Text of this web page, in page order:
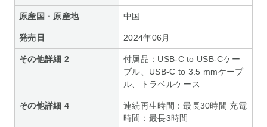
原産国・原産地 中国
発売日 2024年06月
その他詳細 2
付属品：USB-C to USB-Cケー
ブル、USB-C to 3.5 mmケーブ
ル、トラベルケース
その他詳細 4
連続再生時間：最長30時間 充電
時間：最長3時間